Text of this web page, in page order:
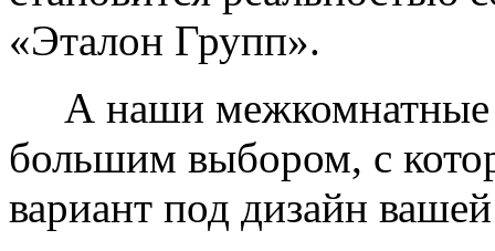
«Эталон Групп».
А наши межкомнатные
большим выбором, с
вариант под дизайн